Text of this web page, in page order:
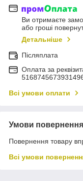
Ви отримаєте
або гроші
Детальніше
Післяплата
Оплата за
Всі умови оплати
Умови повернення
Повернення товару
Всі умови